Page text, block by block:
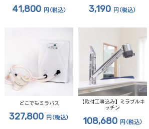
41,800円 (税込) 3,190 円 (税込)
どこでもミラバス
327,800 円 (税込)
【取付工事込み】ミラブルキ
ッチン
108,680円 (税込)